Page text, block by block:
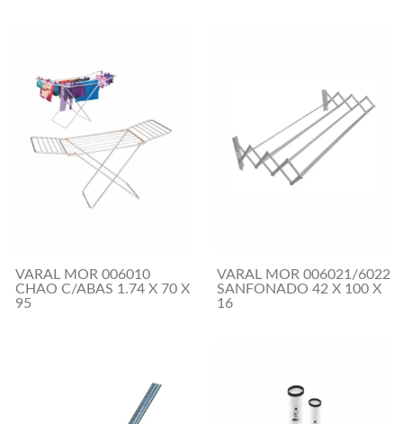
VARAL MOR 006010
CHAO C/ABAS 1.74 X 70 X
95
VARAL MOR 006021/6022
SANFONADO 42 X 100 X
16